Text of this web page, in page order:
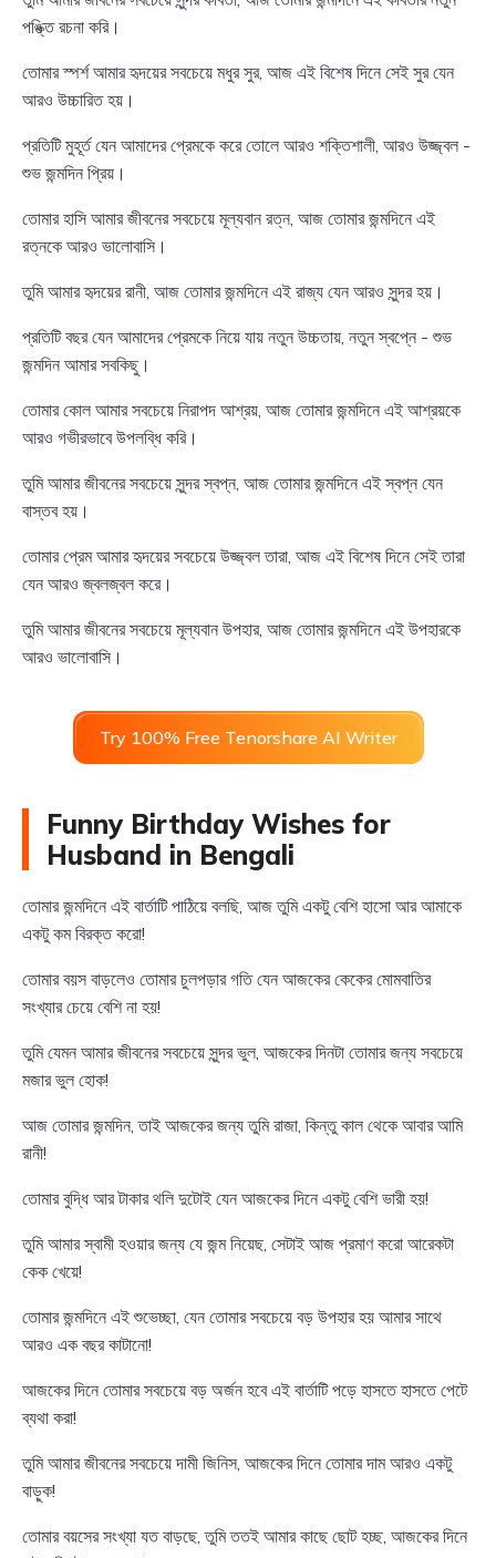
পঙ্ক্তি রচনা করি।
তোমার স্পর্শ আমার হৃদয়ের সবচেয়ে মধুর সুর, আজ এই বিশেষ দিনে সেই সুর যেন
আরও উচ্চারিত হয়।
প্রতিটি মুহূর্ত যেন আমাদের প্রেমকে করে তোলে আরও শক্তিশালী, আরও উজ্জ্বল -
শুভ জন্মদিন প্রিয়।
তোমার হাসি আমার জীবনের সবচেয়ে মূল্যবান রত্ন, আজ তোমার জন্মদিনে এই
রত্নকে আরও ভালোবাসি।
তুমি আমার হৃদয়ের রানী, আজ তোমার জন্মদিনে এই রাজ্য যেন আরও সুন্দর হয়।
প্রতিটি বছর যেন আমাদের প্রেমকে নিয়ে যায় নতুন উচ্চতায়, নতুন স্বপ্নে - শুভ
জন্মদিন আমার সবকিছু।
তোমার কোল আমার সবচেয়ে নিরাপদ আশ্রয়, আজ তোমার জন্মদিনে এই আশ্রয়কে
আরও গভীরভাবে উপলব্ধি করি।
তুমি আমার জীবনের সবচেয়ে সুন্দর স্বপ্ন, আজ তোমার জন্মদিনে এই স্বপ্ন যেন
বাস্তব হয়।
তোমার প্রেম আমার হৃদয়ের সবচেয়ে উজ্জ্বল তারা, আজ এই বিশেষ দিনে সেই তারা
যেন আরও জ্বলজ্বল করে।
তুমি আমার জীবনের সবচেয়ে মূল্যবান উপহার, আজ তোমার জন্মদিনে এই উপহারকে
আরও ভালোবাসি।
Try 100% Free Tenorshare AI Writer
Funny Birthday Wishes for
Husband in Bengali
তোমার জন্মদিনে এই বার্তাটি পাঠিয়ে বলছি, আজ তুমি একটু বেশি হাসো আর আমাকে
একটু কম বিরক্ত করো!
তোমার বয়স বাড়লেও তোমার চুলপড়ার গতি যেন আজকের কেকের মোমবাতির
সংখ্যার চেয়ে বেশি না হয়!
তুমি যেমন আমার জীবনের সবচেয়ে সুন্দর ভুল, আজকের দিনটা তোমার জন্য সবচেয়ে
মজার ভুল হোক!
আজ তোমার জন্মদিন, তাই আজকের জন্য তুমি রাজা, কিন্তু কাল থেকে আবার আমি
রানী!
তোমার বুদ্ধি আর টাকার থলি দুটোই যেন আজকের দিনে একটু বেশি ভারী হয়!
তুমি আমার স্বামী হওয়ার জন্য যে জন্ম নিয়েছ, সেটাই আজ প্রমাণ করো আরেকটা
কেক খেয়ে!
তোমার জন্মদিনে এই শুভেচ্ছা, যেন তোমার সবচেয়ে বড় উপহার হয় আমার সাথে
আরও এক বছর কাটানো!
আজকের দিনে তোমার সবচেয়ে বড় অর্জন হবে এই বার্তাটি পড়ে হাসতে হাসতে পেটে
ব্যথা করা!
তুমি আমার জীবনের সবচেয়ে দামী জিনিস, আজকের দিনে তোমার দাম আরও একটু
বাড়ুক!
তোমার বয়সের সংখ্যা যত বাড়ছে, তুমি ততই আমার কাছে ছোট হচ্ছ, আজকের দিনে